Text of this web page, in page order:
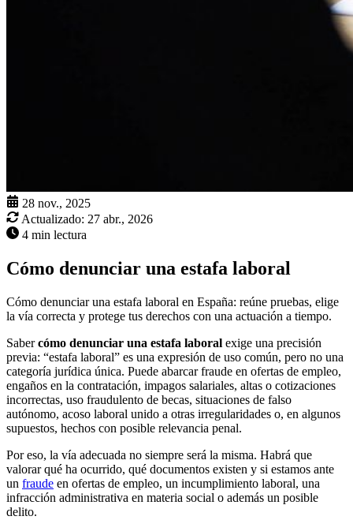
28 nov., 2025
Actualizado: 27 abr., 2026
4 min lectura
Cómo denunciar una estafa laboral
Cómo denunciar una estafa laboral en España: reúne pruebas, elige
la vía correcta y protege tus derechos con una actuación a tiempo.
Sabercómo denunciar una estafa laboral exige una precisión
previa: “estafa laboral” es una expresión de uso común, pero no una
categoría jurídica única. Puede abarcar fraude en ofertas de empleo,
engaños en la contratación, impagos salariales, altas o cotizaciones
incorrectas, uso fraudulento de becas, situaciones de falso
autónomo, acoso laboral unido a otras irregularidades o, en algunos
supuestos, hechos con posible relevancia penal.
Por eso, la vía adecuada no siempre será la misma. Habrá que
valorar qué ha ocurrido, qué documentos existen y si estamos ante
un fraude en ofertas de empleo, un incumplimiento laboral, una
infracción administrativa en materia social o además un posible
delito.